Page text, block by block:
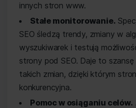
innych stron www.
Stałe monitorowanie.
SEO śledzą trendy, zmiany w
wyszukiwarek i testują
strony pod SEO. Daje to
takich zmian, dzięki którym
konkurencyjna.
Pomoc w osiąganiu celów.